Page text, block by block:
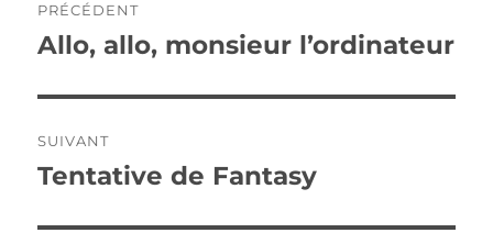
de
PRÉCÉDENT
Publication
Allo, allo, monsieur l’ordinateur
SUIVANT
Publication
Tentative de Fantasy